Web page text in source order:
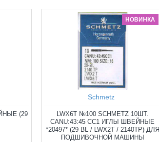
(29
НОВИНКА
Schmetz
LWX6T №100 SCHMETZ 10ШТ.
CANU:43:45 CC1 ИГЛЫ ШВЕЙНЫЕ
*20497* (29-BL / LWX2T / 2140TP) ДЛЯ
ПОДШИВОЧНОЙ МАШИНЫ